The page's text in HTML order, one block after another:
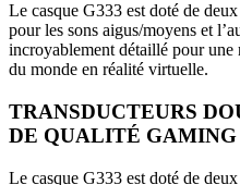
Le casque G333 est doté de
pour les sons aigus/moyens et
incroyablement détaillé pour une
du monde en réalité virtuelle.
TRANSDUCTEURS
DE QUALITÉ GAMING
Le casque G333 est doté de